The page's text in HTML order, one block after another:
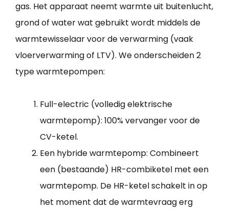
gas. Het apparaat neemt warmte uit buitenlucht,
grond of water wat gebruikt wordt middels de
warmtewisselaar voor de verwarming (vaak
vloerverwarming of LTV). We onderscheiden 2
type warmtepompen:
Full-electric (volledig elektrische
warmtepomp): 100% vervanger voor de
CV-ketel.
Een hybride warmtepomp: Combineert
een (bestaande) HR-combiketel met een
warmtepomp. De HR-ketel schakelt in op
het moment dat de warmtevraag erg